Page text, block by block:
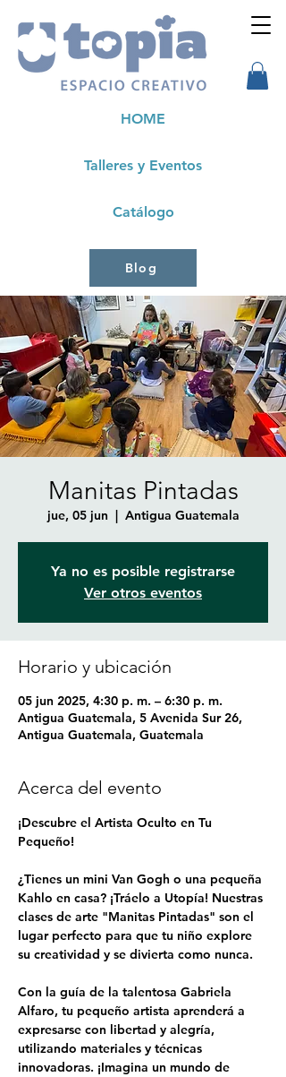
Talleres y Eventos
HOME
Catálogo
Blog
Manitas Pintadas
jue, 05 jun
  |
Antigua Guatemala
Ya no es posible registrarse
Ver otros eventos
Horario y ubicación
05 jun 2025, 4:30 p. m. – 6:30 p. m.
Antigua Guatemala, 5 Avenida Sur 26,
Antigua Guatemala, Guatemala
Acerca del evento
¡Descubre el Artista Oculto en Tu
Pequeño!
¿Tienes un mini Van Gogh o una pequeña
Kahlo en casa? ¡Tráelo a Utopía! Nuestras
clases de arte "Manitas Pintadas" son el
lugar perfecto para que tu niño explore
su creatividad y se divierta como nunca.
Con la guía de la talentosa Gabriela
Alfaro, tu pequeño artista aprenderá a
expresarse con libertad y alegría,
utilizando materiales y técnicas
innovadoras. ¡Imagina un mundo de